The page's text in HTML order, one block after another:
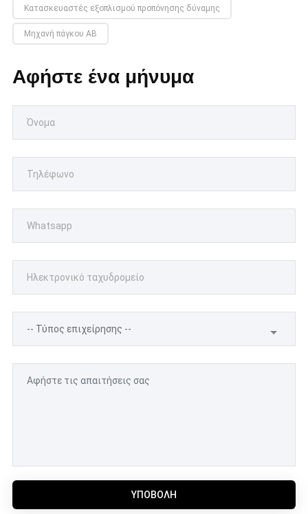
Κατασκευαστές εξοπλισμού προπόνησης δύναμης
Μηχανή πάγκου AB
Αφήστε ένα μήνυμα
ΥΠΟΒΟΛΉ